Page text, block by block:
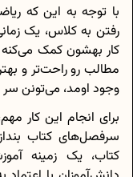
با توجه به این‌ که
رفتن به کلاس، یک
کار بهشون کمک
مطالب رو راحت‌تر و
وجود اومد، می‌تونن
برای انجام این کار
سرفصل‌های کتاب
کتاب، یک زمینه‌